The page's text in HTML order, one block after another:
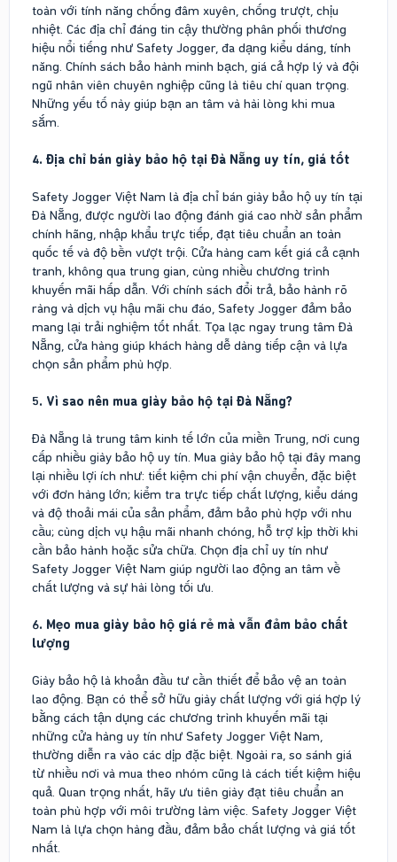
toàn với tính năng chống đâm xuyên, chống trượt, chịu
nhiệt. Các địa chỉ đáng tin cậy thường phân phối thương
hiệu nổi tiếng như Safety Jogger, đa dạng kiểu dáng, tính
năng. Chính sách bảo hành minh bạch, giá cả hợp lý và đội
ngũ nhân viên chuyên nghiệp cũng là tiêu chí quan trọng.
Những yếu tố này giúp bạn an tâm và hài lòng khi mua
sắm.
4. Địa chỉ bán giày bảo hộ tại Đà Nẵng uy tín, giá tốt
Safety Jogger Việt Nam là địa chỉ bán giày bảo hộ uy tín tại
Đà Nẵng, được người lao động đánh giá cao nhờ sản phẩm
chính hãng, nhập khẩu trực tiếp, đạt tiêu chuẩn an toàn
quốc tế và độ bền vượt trội. Cửa hàng cam kết giá cả cạnh
tranh, không qua trung gian, cùng nhiều chương trình
khuyến mãi hấp dẫn. Với chính sách đổi trả, bảo hành rõ
ràng và dịch vụ hậu mãi chu đáo, Safety Jogger đảm bảo
mang lại trải nghiệm tốt nhất. Tọa lạc ngay trung tâm Đà
Nẵng, cửa hàng giúp khách hàng dễ dàng tiếp cận và lựa
chọn sản phẩm phù hợp.
5. Vì sao nên mua giày bảo hộ tại Đà Nẵng?
Đà Nẵng là trung tâm kinh tế lớn của miền Trung, nơi cung
cấp nhiều giày bảo hộ uy tín. Mua giày bảo hộ tại đây mang
lại nhiều lợi ích như: tiết kiệm chi phí vận chuyển, đặc biệt
với đơn hàng lớn; kiểm tra trực tiếp chất lượng, kiểu dáng
và độ thoải mái của sản phẩm, đảm bảo phù hợp với nhu
cầu; cùng dịch vụ hậu mãi nhanh chóng, hỗ trợ kịp thời khi
cần bảo hành hoặc sửa chữa. Chọn địa chỉ uy tín như
Safety Jogger Việt Nam giúp người lao động an tâm về
chất lượng và sự hài lòng tối ưu.
6. Mẹo mua giày bảo hộ giá rẻ mà vẫn đảm bảo chất
lượng
Giày bảo hộ là khoản đầu tư cần thiết để bảo vệ an toàn
lao động. Bạn có thể sở hữu giày chất lượng với giá hợp lý
bằng cách tận dụng các chương trình khuyến mãi tại
những cửa hàng uy tín như Safety Jogger Việt Nam,
thường diễn ra vào các dịp đặc biệt. Ngoài ra, so sánh giá
từ nhiều nơi và mua theo nhóm cũng là cách tiết kiệm hiệu
quả. Quan trọng nhất, hãy ưu tiên giày đạt tiêu chuẩn an
toàn phù hợp với môi trường làm việc. Safety Jogger Việt
Nam là lựa chọn hàng đầu, đảm bảo chất lượng và giá tốt
nhất.